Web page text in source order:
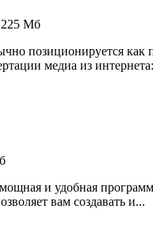
Мб
позиционируется как
медиа из
и удобная
вам создавать и...